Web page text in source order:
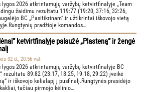
lygos 2026 atkrintamųjų varžybų ketvirtfinalyje „Team
žaidimu rezultatu 119:77 (19:20, 37:16, 32:26,
BC „Pasitikrinam“ ir užtikrintai iškovojo vietą
pradžioje komandos…
ketvirtfinalyje palaužė „Plasteną“ ir žengė
02 d., 20:56 val.
lygos 2026 atkrintamųjų varžybų ketvirtfinalyje BC
rezultatu 89:82 (23:17, 18:25, 19:18, 29:22) įveikė
ir iškovojo kelialapį į pusfinalį.Rungtynės prasidėjo
tačiau pirmojo kėlinio…